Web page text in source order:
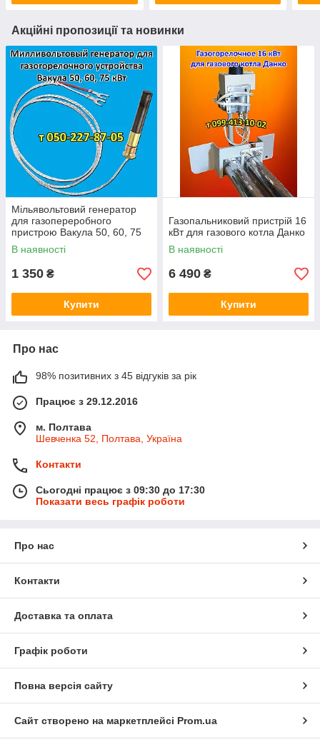
Акційні пропозиції та новинки
Мільявольтовий генератор
для газопереробного
пристрою Вакула 50, 60, 75
кВт
В наявності
1 350 ₴
Купити
Газопальниковий пристрій 16
кВт для газового котла Данко
В наявності
6 490 ₴
Купити
Про нас
98% позитивних з 45 відгуків за рік
Працює з 29.12.2016
м. Полтава
Шевченка 52, Полтава, Україна
Контакти
Сьогодні працює з 09:30 до 17:30
Показати весь графік роботи
Про нас
Контакти
Доставка та оплата
Графік роботи
Повна версія сайту
Сайт створено на маркетплейсі Prom.ua